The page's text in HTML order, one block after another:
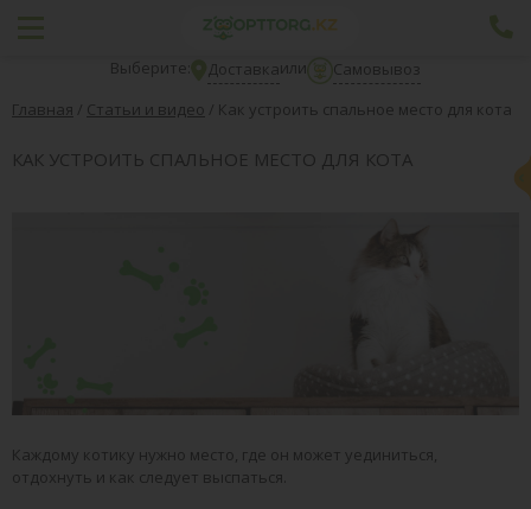
Выберите: Доставкаили
Самовывоз
Главная / Статьи и видео / Как устроить спальное место для кота
КАК УСТРОИТЬ СПАЛЬНОЕ МЕСТО ДЛЯ КОТА
Каждому котику нужно место, где он может уединиться,
отдохнуть и как следует выспаться.